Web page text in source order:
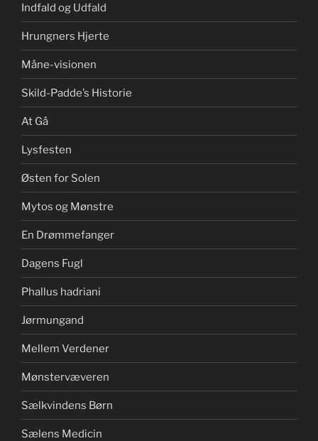
Indfald og Udfald
Hrungners Hjerte
Måne-visionen
Skild-Padde’s Historie
At Gå
Lysfesten
Østen for Solen
Mytos og Mønstre
En Drømmefanger
Dagens Fugl
Phallus hadriani
Jørmungand
Mellem Verdener
Mønstervæveren
Sælkvindens Børn
Sælens Medicin